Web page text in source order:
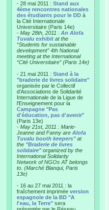
- 28 mai 2011 : Stand aux
4ème rencontres nationales
des étudiants pour le DD à
la Cité Internationale
Universitaire (Paris 14e)
- May 28th, 2011 : An Alofa
Tuvalu exhibit at the
“Students for sustainable
development” 4th National
meeting at the International
“Cité Universitaire” (Paris 14e)
- 21 mai 2011 : Stand à la
"braderie de livres solidaire"
organisée par le Collectif
d'Associations de Solidarité
Internationale de la Ligue de
l'Enseignement pour la
Campagne "Pas
d'éducation, pas d'avenir"
(Paris 13e)
- May 21st, 2011 : Marie-
Jeanne and Fanny are Alofa
Tuvalu booth keepers"at
the "Braderie de livres
solidaire"organized by the
International Solidarity
Network of NGOs AT belongs
to. (Marché Blanqui, Paris
13e)
- 16 au 27 mai 2011 : la
fraîchement imprimée version
espagnole de la BD "A
l'eau, la Terre" sera